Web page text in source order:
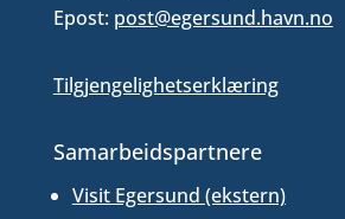
Epost: post@egersund.havn.no
Tilgjengelighetserklæring
Samarbeidspartnere
Visit Egersund (ekstern)